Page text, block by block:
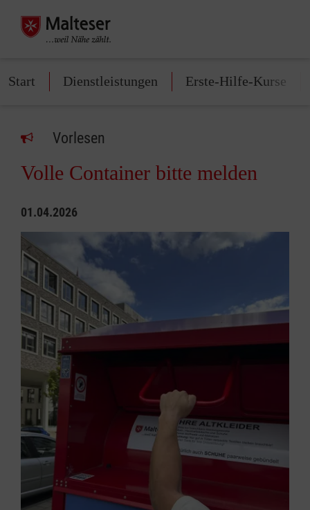
Start Dienstleistungen Erste-Hilfe-Kurse
Vorlesen
Volle Container bitte melden
01.04.2026